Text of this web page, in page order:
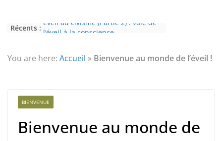
Récents : L’Homme et ses Mondes : co-créé et
(4ème partie) : la conscience
(2nde partie) : le paranormal
Eveil au civisme (Partie 2) : voie de
You are here: Accueil » Bienvenue au monde de l’éveil !
BIENVENUE
Bienvenue au monde de